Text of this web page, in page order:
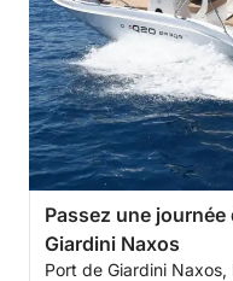
Passez une journée
Giardini Naxos
Port de Giardini Naxos,